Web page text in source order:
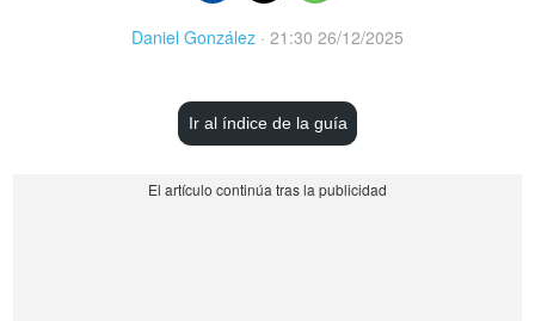
Daniel González · 21:30 26/12/2025
Ir al índice de la guía